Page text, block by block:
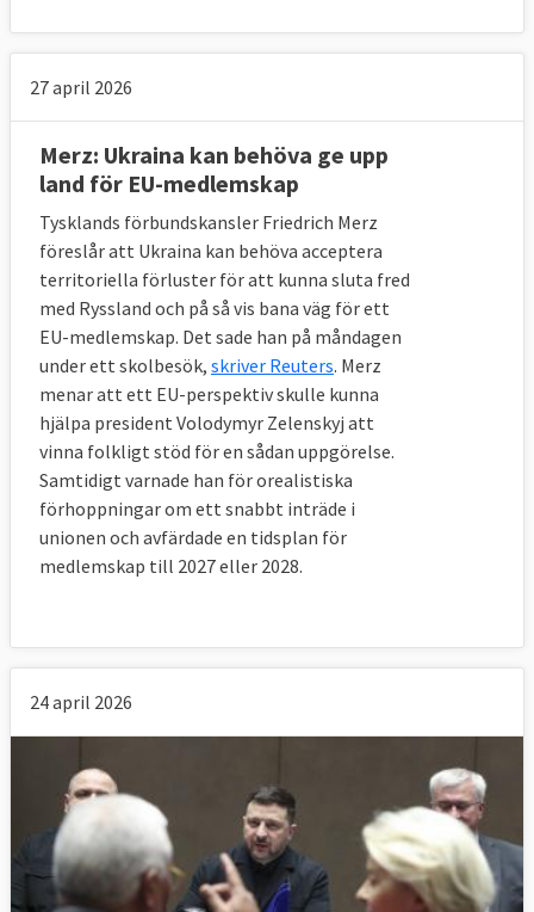
skalan tillsammans med EU-länderna
Ungern och Bulgarien i World Justice
Projects senaste rättsstatlighetsindex för
2022.
27 april 2026
Merz: Ukraina kan behöva ge upp
land för EU-medlemskap
Tysklands förbundskansler Friedrich Merz
föreslår att Ukraina kan behöva acceptera
territoriella förluster för att kunna sluta fred
med Ryssland och på så vis bana väg för ett
EU-medlemskap. Det sade han på måndagen
under ett skolbesök, skriver Reuters. Merz
menar att ett EU-perspektiv skulle kunna
hjälpa president Volodymyr Zelenskyj att
vinna folkligt stöd för en sådan uppgörelse.
Samtidigt varnade han för orealistiska
förhoppningar om ett snabbt inträde i
unionen och avfärdade en tidsplan för
medlemskap till 2027 eller 2028.
24 april 2026